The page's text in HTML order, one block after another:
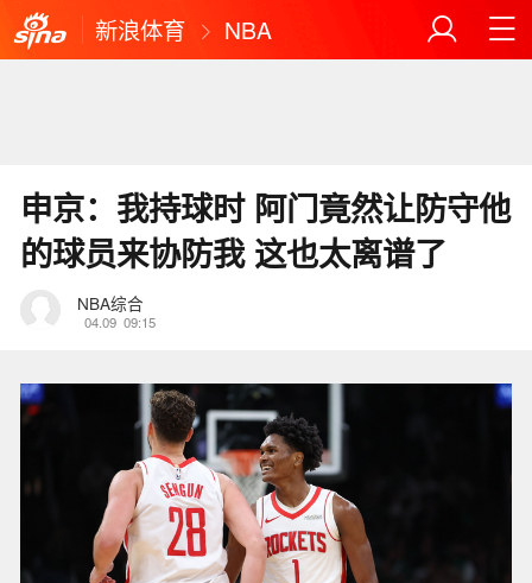
新浪体育 NBA
申京：我持球时 阿门竟然让防守他
的球员来协防我 这也太离谱了
NBA综合
04.09 09:15